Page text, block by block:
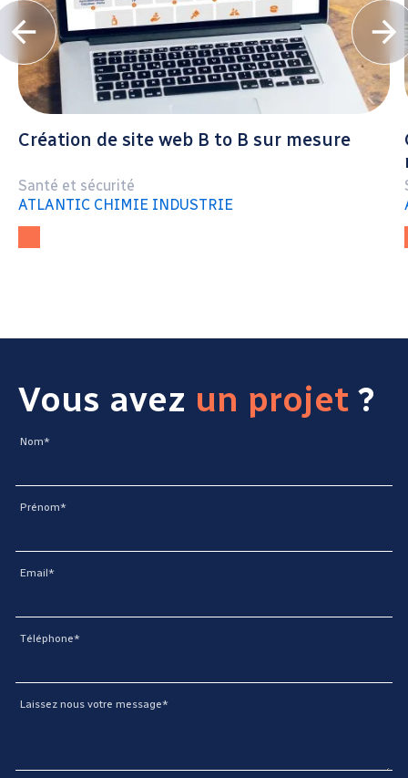
Création de site web B to B sur mesure
Santé et sécurité
ATLANTIC CHIMIE INDUSTRIE
Vous avez un projet ?
Nom*
Prénom*
Email*
Téléphone*
Laissez nous votre message*